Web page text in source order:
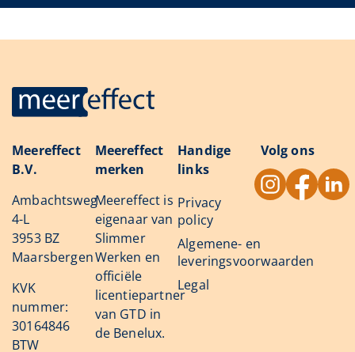
Meereffect
B.V.
Ambachtsweg
4-L
3953 BZ
Maarsbergen
KVK
nummer:
30164846
BTW
Meereffect
merken
Meereffect is
eigenaar van
Slimmer
Werken en
officiële
licentiepartner
van GTD in
de Benelux.
Handige
links
Privacy
policy
Algemene- en
leveringsvoorwaarden
Legal
Volg ons